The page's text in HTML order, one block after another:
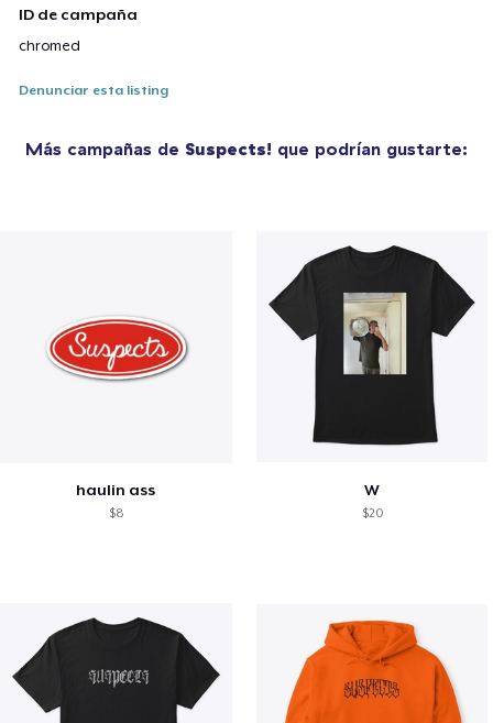
ID de campaña
chromed
Denunciar esta listing
Más campañas de Suspects! que podrían gustarte:
haulin ass
$8
W
$20